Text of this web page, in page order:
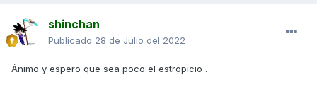
shinchan
Publicado 28 de Julio del 2022
Ánimo y espero que sea poco el estropicio .